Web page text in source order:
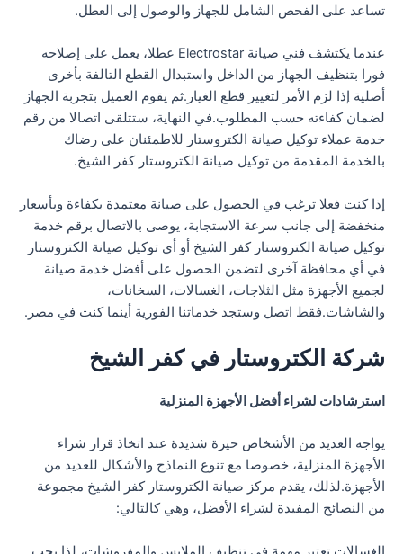
تساعد على الفحص الشامل للجهاز والوصول إلى العطل.
عندما يكتشف فني صيانة Electrostar عطلا، يعمل على إصلاحه
فورا بتنظيف الجهاز من الداخل واستبدال القطع التالفة بأخرى
أصلية إذا لزم الأمر لتغيير قطع الغيار.ثم يقوم العميل بتجربة الجهاز
لضمان كفاءته حسب المطلوب.في النهاية، ستتلقى اتصالا من رقم
خدمة عملاء توكيل صيانة الكتروستار للاطمئنان على رضاك
بالخدمة المقدمة من توكيل صيانة الكتروستار كفر الشيخ.
إذا كنت فعلا ترغب في الحصول على صيانة معتمدة بكفاءة وبأسعار
منخفضة إلى جانب سرعة الاستجابة، يوصى بالاتصال برقم خدمة
توكيل صيانة الكتروستار كفر الشيخ أو أي توكيل صيانة الكتروستار
في أي محافظة آخرى لتضمن الحصول على أفضل خدمة صيانة
لجميع الأجهزة مثل الثلاجات، الغسالات، السخانات،
والشاشات.فقط اتصل وستجد خدماتنا الفورية أينما كنت في مصر.
شركة الكتروستار في كفر الشيخ
استرشادات لشراء أفضل الأجهزة المنزلية
يواجه العديد من الأشخاص حيرة شديدة عند اتخاذ قرار شراء
الأجهزة المنزلية، خصوصا مع تنوع النماذج والأشكال للعديد من
الأجهزة.لذلك، يقدم مركز صيانة الكتروستار كفر الشيخ مجموعة
من النصائح المفيدة لشراء الأفضل، وهي كالتالي: